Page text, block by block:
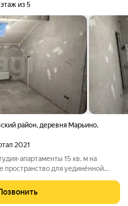
этаж из 5
район, деревня Марьино,
2021
апартаменты 15 кв. м на
выполнена электроразводка,